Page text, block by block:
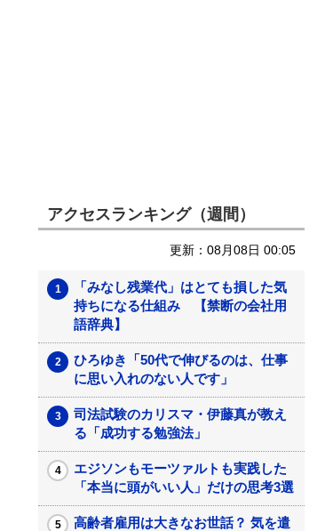
アクセスランキング（週間）
更新：08月08日 00:05
「みなし残業代」はとても損した気
持ちになる仕組み 【禁断の会社用
語辞典】
ひろゆき「50代で伸びるのは、仕事
に思い入れのない人です」
司法試験のカリスマ・伊藤真が教え
る「成功する勉強法」
エジソンもモーツァルトも実践した
「本当に頭がいい人」だけの思考3選
高齢者雇用は大きなお世話？ 気を遣